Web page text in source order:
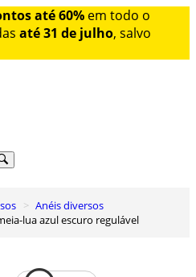
até 60% em todo o
até 31 de julho, salvo
Anéis diversos
lua azul escuro regulável